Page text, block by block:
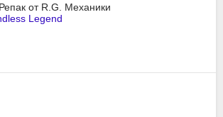
от R.G. Механики
Legend